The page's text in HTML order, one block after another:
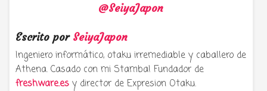
@SeiyaJapon
Escrito por SeiyaJapon
Ingeniero informático, otaku irremediable y caballero de
Athena. Casado con mi Stamba! Fundador de
freshware.es y director de Expresion Otaku.